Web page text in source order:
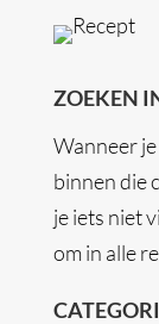
ZOEKEN
Wanneer
binnen die
je iets niet
om in alle